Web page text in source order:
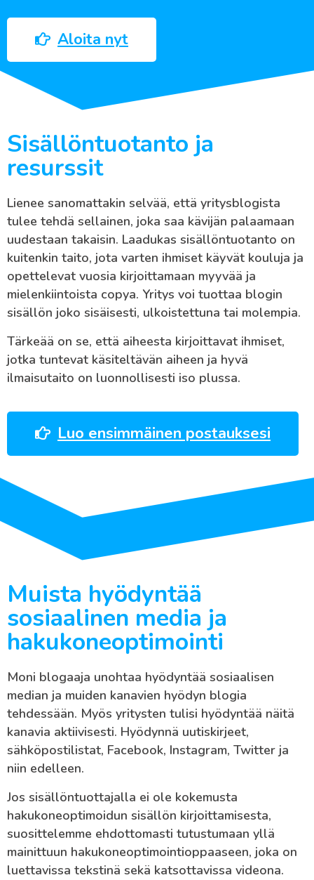
Aloita nyt
Sisällöntuotanto ja
resurssit
Lienee sanomattakin selvää, että yritysblogista
tulee tehdä sellainen, joka saa kävijän palaamaan
uudestaan takaisin. Laadukas sisällöntuotanto on
kuitenkin taito, jota varten ihmiset käyvät kouluja ja
opettelevat vuosia kirjoittamaan myyvää ja
mielenkiintoista copya. Yritys voi tuottaa blogin
sisällön joko sisäisesti, ulkoistettuna tai molempia.
Tärkeää on se, että aiheesta kirjoittavat ihmiset,
jotka tuntevat käsiteltävän aiheen ja hyvä
ilmaisutaito on luonnollisesti iso plussa.
Luo ensimmäinen postauksesi
Muista hyödyntää
sosiaalinen media ja
hakukoneoptimointi
Moni blogaaja unohtaa hyödyntää sosiaalisen
median ja muiden kanavien hyödyn blogia
tehdessään. Myös yritysten tulisi hyödyntää näitä
kanavia aktiivisesti. Hyödynnä uutiskirjeet,
sähköpostilistat, Facebook, Instagram, Twitter ja
niin edelleen.
Jos sisällöntuottajalla ei ole kokemusta
hakukoneoptimoidun sisällön kirjoittamisesta,
suosittelemme ehdottomasti tutustumaan yllä
mainittuun hakukoneoptimointioppaaseen, joka on
luettavissa tekstinä sekä katsottavissa videona.